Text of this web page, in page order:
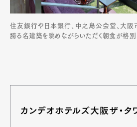
Pen Membership
Official Columnist
Contact
住友銀行や日本銀行、中之島公会堂、大
誇る名建築を眺めながらいただく朝食が格別
カンデオホテルズ大阪ザ・タ